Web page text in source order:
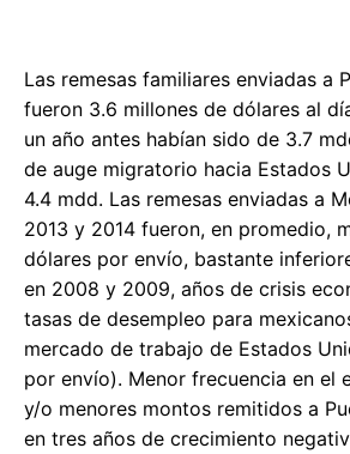
Las remesas familiares enviadas a
fueron 3.6 millones de dólares al
un año antes habían sido de 3.7
de auge migratorio hacia Estados
4.4 mdd. Las remesas enviadas a
2013 y 2014 fueron, en promedio,
dólares por envío, bastante
en 2008 y 2009, años de crisis
tasas de desempleo para
mercado de trabajo de Estados
por envío). Menor frecuencia en el
y/o menores montos remitidos a
en tres años de crecimiento